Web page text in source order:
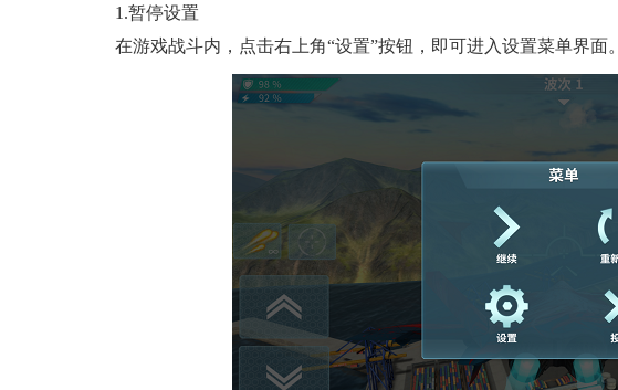
1.暂停设置
在游戏战斗内，点击右上角“设置”按钮，即可进入设置菜单界面。